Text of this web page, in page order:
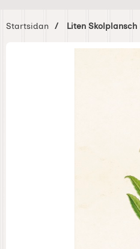
Startsidan Liten Skolplansch